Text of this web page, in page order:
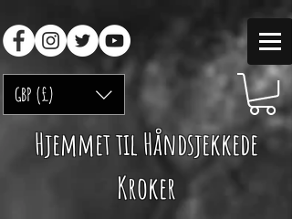
GBP (£)
Hjemmet til Håndsjekkede
Kroker